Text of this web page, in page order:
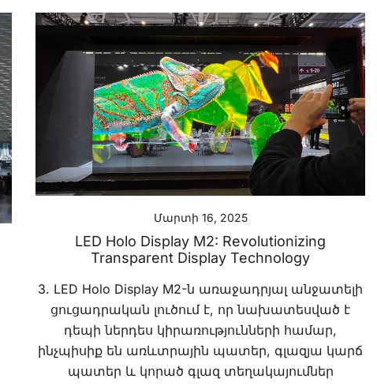
Մարտի 16, 2025
LED Holo Display M2: Revolutionizing
Transparent Display Technology
3. LED Holo Display M2-ն առաջադրյալ անջատելի
ցուցադրական լուծում է, որ նախատեսված է
դեպի ներդես կիրառությունների համար,
ինչպիսիք են առևտրային պատեր, գլազյա կարճ
պատեր և կորած գլազ տեղակայումներ